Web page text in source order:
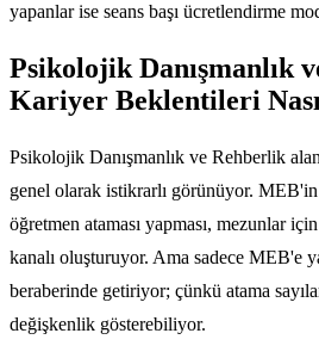
yapanlar ise seans başı ücretlendirme
Psikolojik Danışmanlık
Kariyer Beklentileri
Psikolojik Danışmanlık ve Rehberlik
genel olarak istikrarlı görünüyor.
öğretmen ataması yapması, mezunlar
kanalı oluşturuyor. Ama sadece MEB'e
beraberinde getiriyor; çünkü atama
değişkenlik gösterebiliyor.